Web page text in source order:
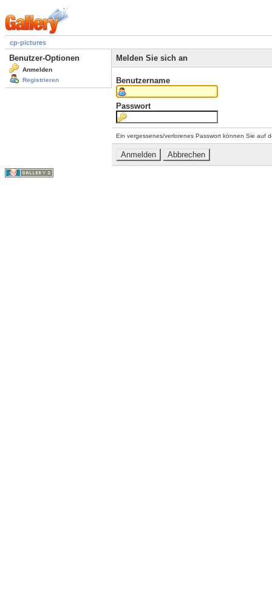
cp-pictures
Benutzer-Optionen
Anmelden
Registrieren
Melden Sie sich an
Benutzername
Passwort
Ein vergessenes/verlorenes Passwort können Sie auf